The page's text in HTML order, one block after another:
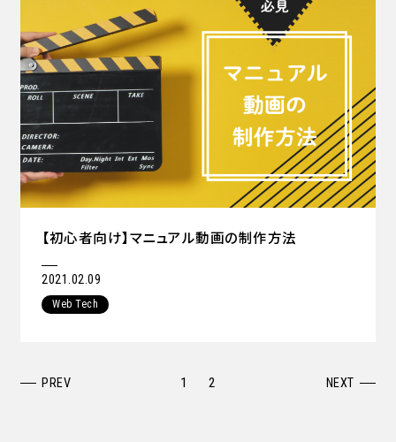
【初心者向け】マニュアル動画の制作方法
2021.02.09
Web Tech
PREV 1 2 NEXT